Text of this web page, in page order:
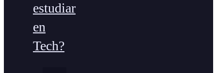
estudiar
en
Tech?